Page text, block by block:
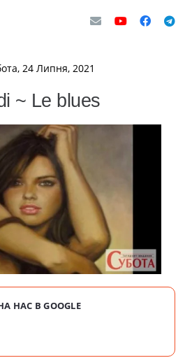
24 Липня, 2021
~ Le blues
НАС В GOOGLE